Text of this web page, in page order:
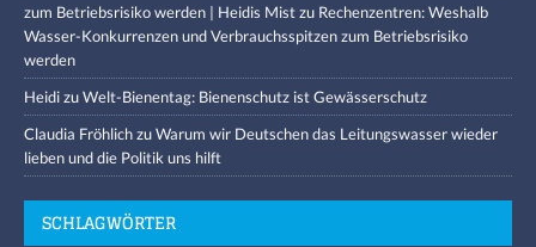
zum Betriebsrisiko werden | Heidis Mistzu Rechenzentren: Weshalb
Wasser-Konkurrenzen und Verbrauchsspitzen zum Betriebsrisiko
werden
HeidizuWelt-Bienentag: Bienenschutz ist Gewässerschutz
Claudia FröhlichzuWarum wir Deutschen das Leitungswasser wieder
lieben und die Politik uns hilft
SCHLAGWÖRTER